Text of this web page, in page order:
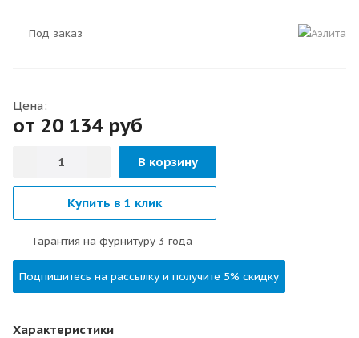
Под заказ
Цена:
от 20 134 руб
В корзину
Купить в 1 клик
Гарантия на фурнитуру 3 года
Подпишитесь на рассылку и получите 5% скидку
Характеристики